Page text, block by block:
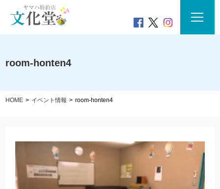
room-honten4
HOME イベント情報 room-honten4